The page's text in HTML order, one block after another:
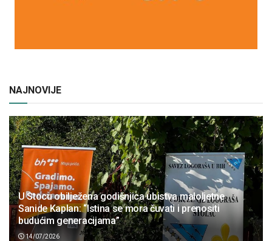
NAJNOVIJE
U Stocu obilježena godišnjica ubistva maloljetne
Sanide Kaplan: “Istina se mora čuvati i prenositi
budućim generacijama”
14/07/2026